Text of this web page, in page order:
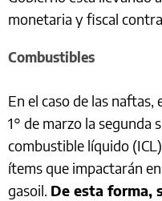
monetaria y fiscal
Combustibles
En el caso de las
1° de marzo la segunda
combustible líquido
ítems que impactarán
gasoil. De esta forma,